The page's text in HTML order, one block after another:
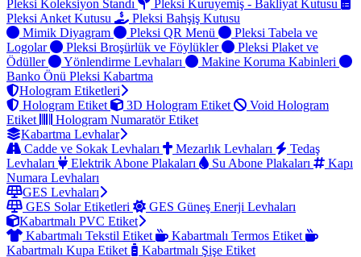
Pleksi Koleksiyon Standı
Pleksi Kuruyemiş - Bakliyat Kutusu
Pleksi Anket Kutusu
Pleksi Bahşiş Kutusu
Mimik Diyagram
Pleksi QR Menü
Pleksi Tabela ve
Logolar
Pleksi Broşürlük ve Föylükler
Pleksi Plaket ve
Ödüller
Yönlendirme Levhaları
Makine Koruma Kabinleri
Banko Önü Pleksi Kabartma
Hologram Etiketleri
Hologram Etiket
3D Hologram Etiket
Void Hologram
Etiket
Hologram Numaratör Etiket
Kabartma Levhalar
Cadde ve Sokak Levhaları
Mezarlık Levhaları
Tedaş
Levhaları
Elektrik Abone Plakaları Su Abone Plakaları
Kapı
Numara Levhaları
GES Levhaları
GES Solar Etiketleri
GES Güneş Enerji Levhaları
Kabartmalı PVC Etiket
Kabartmalı Tekstil Etiket
Kabartmalı Termos Etiket
Kabartmalı Kupa Etiket
Kabartmalı Şişe Etiket